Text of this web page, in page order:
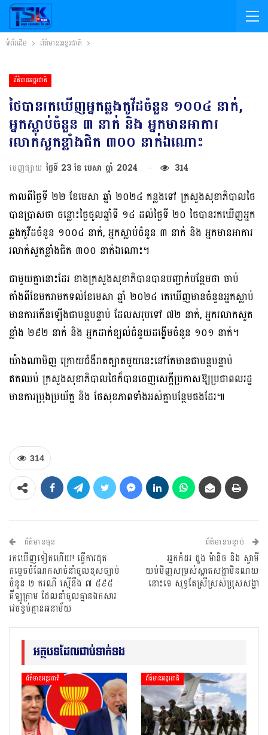
ទំព័រដើម ព័ត៌មានអន្តរជាតិ
ព័ត៌មានអន្តរជាតិ
ថៃបានរកឃើញអ្នកឆ្លងកូវីដចំនួន ១០០៤ នាក់,
អ្នកស្លាប់ចំនួន ៣ នាក់ និង អ្នកមានអាការ
រលាក់សួតខ្លាំងជិត ៣០០ នាក់ឯណោះ
ចេញផ្សាយ ថ្ងៃទី 23 ខែ មេសា ឆ្នាំ 2024 314
កាលពីថ្ងៃទី ២២ ខែមេសា ឆ្នាំ ២០២៤ កន្លងទៅ ក្រសួងសុខាភិបាលថៃ
បានប្រាសថា ចន្លោះថ្ងៃចូលឆ្នាំទី ១៤ ដល់ថ្ងៃទី ២០ ថៃបានរកឃើញអ្នក
ឆ្លងកូវីដចំនួន ១០០៤ នាក់, អ្នកស្លាប់ចំនួន ៣ នាក់ និង អ្នកមានអាការ
រលាក់សួតខ្លាំងជិត ៣០០ នាក់ឯណោះ។
ជាមួយគ្នានោះដែរ ខាងក្រសួងសុខាភិបានបានបញ្ជាក់បន្ថែមថា ចាប់
តាំងពីខែមករាមកទល់ខែមេសា ឆ្នាំ ២០២៤ គេឃើញមានចំនួនអ្នកស្លាប់
មានការកើនឡើងជាបន្តបន្ទាប់ ដែលសរុបទៅ ៧២ នាក់, អ្នករលាកសួត
ខ្លាំង ២៩២ នាក់ និង អ្នកដាក់ខ្យល់ជំនួយដង្ហើមចំនូន ១០១ នាក់។
យ៉ាងណាមិញ ក្រោយជំងឺរាតត្បាតមួយនេះនៅតែមានជាបន្តបន្ទាប់
ឥតឈប់ ក្រសួងសុខាភិបាលថៃក៏បានចេញសេក្តីប្រកាសឱ្យប្រជាពលរដ្ឋ
មានការប្រុងប្រយ័ត្ន និង ថែសុខភាពទាំងអស់គ្នាបន្ថែមផងដែរ៕
314
ព័ត៌មានមុន
រកឃើញទៀតហើយ! ធ្វើការដុត
កម្ទេចបំណែកសាច់នាំចូលខុសច្បាប់
ចំនួន ២ ករណី ស្មើនឹង ៧ ៥៩៥
គីឡូក្រាម ដែលនាំចូលគ្មានឯកសារ
វេចខ្ចប់គ្មានអនាម័យ
ព័ត៌មានបន្ទាប់
អ្នកកំដរ ដួង ម៉ានិច និង ស្វាមី
យប់មិញសម្រស់ស្អាតសង្ហាមិនណយ
នោះទេ សុទ្ធតែស្រីស្រស់ប្រុសសង្ហា
អត្ថបទដែលជាប់ទាក់ទង
ព័ត៌មានអន្តរជាតិ ព័ត៌មានអន្តរជាតិ